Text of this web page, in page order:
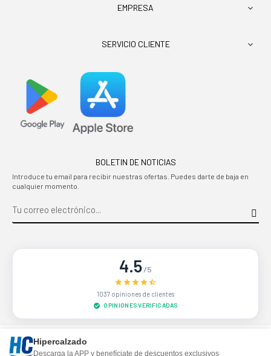
EMPRESA 
SERVICIO CLIENTE 
BOLETIN DE NOTICIAS
Introduce tu email para recibir nuestras ofertas. Puedes darte de baja en
cualquier momento.
4.5/5
1037 opiniones de clientes
OPINIONES VERIFICADAS
Sitio protegido por reCAPTCHA.
Hipercalzado
Descarga la APP y benefíciate de descuentos exclusivos